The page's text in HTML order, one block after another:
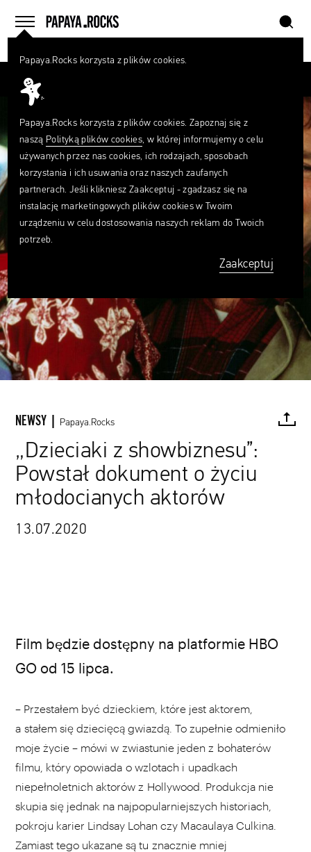
menu
home szukaj
NEWSY | Papaya.Rocks
„Dzieciaki z showbiznesu”:
Powstał dokument o życiu
młodocianych aktorów
13.07.2020
FACEBOOK TWITTER PINTEREST
Film będzie dostępny na platformie HBO
GO od 15 lipca.
– Przestałem być dzieckiem, które jest aktorem,
a stałem się dziecięcą gwiazdą. To zupełnie odmieniło
moje życie – mówi w zwiastunie jeden z bohaterów
filmu, który opowiada o wzlotach i upadkach
niepełnoletnich aktorów z Hollywood. Produkcja nie
skupia się jednak na najpopularniejszych historiach,
pokroju karier Lindsay Lohan czy Macaulaya Culkina.
Zamiast tego ukazane są tu znacznie mniej
Papaya.Rocks korzysta z plików cookies.
Papaya.Rocks korzysta z plików cookies. Zapoznaj się z
naszą Polityką plików cookies, w której informujemy o celu
używanych przez nas cookies, ich rodzajach, sposobach
korzystania i ich usuwania oraz naszych zaufanych
partnerach. Jeśli klikniesz Zaakceptuj - zgadzasz się na
instalację marketingowych plików cookies w Twoim
urządzeniu w celu dostosowania naszych reklam do Twoich
potrzeb.
Zaakceptuj
Czego
szukasz?